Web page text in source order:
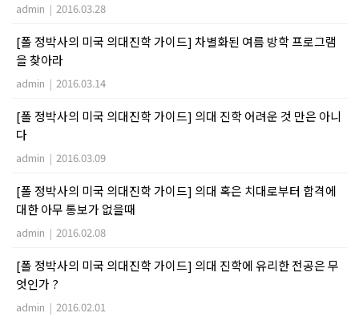
admin | 2016.03.28
[폴 정박사의 미국 의대진학 가이드] 차별화된 여름 방학 프로그램
을 찾아라
admin | 2016.03.14
[폴 정박사의 미국 의대진학 가이드] 의대 진학 어려운 것 만은 아니
다
admin | 2016.03.09
[폴 정박사의 미국 의대진학 가이드] 의대 혹은 치대로부터 합격에
대한 아무 통보가 없을때
admin | 2016.02.08
[폴 정박사의 미국 의대진학 가이드] 의대 진학에 유리한 전공은 무
엇인가 ?
admin | 2016.02.01